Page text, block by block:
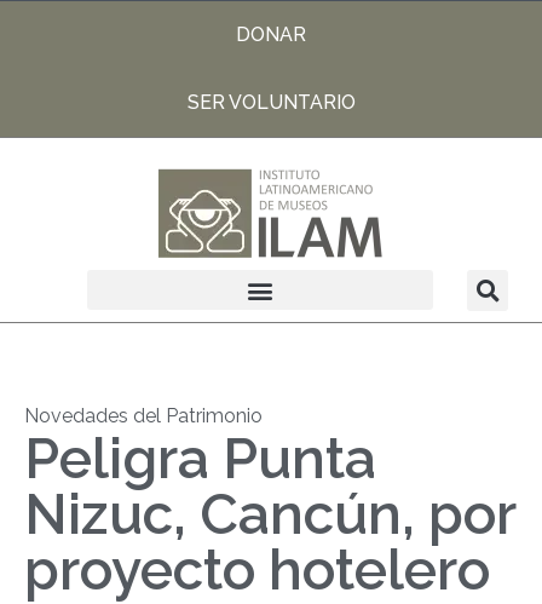
DONAR
SER VOLUNTARIO
Novedades del Patrimonio
Peligra Punta
Nizuc, Cancún, por
proyecto hotelero